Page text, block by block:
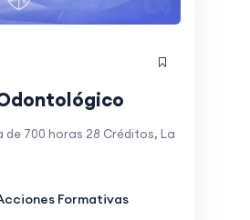
de 700 horas 28 Créditos, La
Formativas